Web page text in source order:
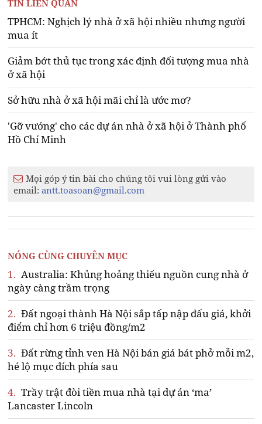
TIN LIÊN QUAN
TPHCM: Nghịch lý nhà ở xã hội nhiều nhưng người
mua ít
Giảm bớt thủ tục trong xác định đối tượng mua nhà
ở xã hội
Sở hữu nhà ở xã hội mãi chỉ là ước mơ?
'Gỡ vướng' cho các dự án nhà ở xã hội ở Thành phố
Hồ Chí Minh
Mọi góp ý tin bài cho chúng tôi vui lòng gửi vào
email:antt.toasoan@gmail.com
NÓNG CÙNG CHUYÊN MỤC
1. Australia: Khủng hoảng thiếu nguồn cung nhà ở
ngày càng trầm trọng
2. Đất ngoại thành Hà Nội sắp tấp nập đấu giá, khởi
điểm chỉ hơn 6 triệu đồng/m2
3. Đất rừng tỉnh ven Hà Nội bán giá bát phở mỗi m2,
hé lộ mục đích phía sau
4. Trầy trật đòi tiền mua nhà tại dự án ‘ma’
Lancaster Lincoln